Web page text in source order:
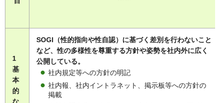
1
基
本
的
SOGI（性的指向や性自認）に基づく差別を行わないこと
など、性の多様性を尊重する方針や姿勢を社内外に広く
公開している。
社内規定等への方針の明記
社内報、社内イントラネット、掲示板等への方針の
掲載